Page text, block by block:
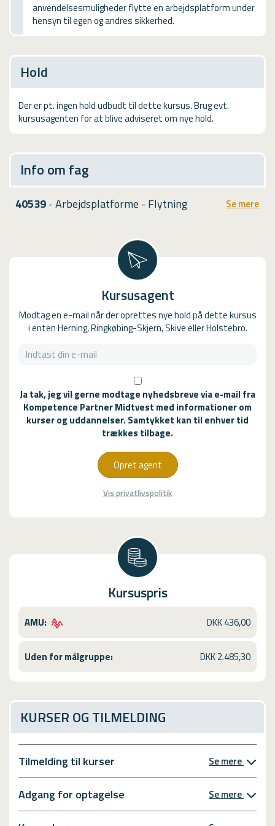
USMA
Videoguides
anvendelsesmuligheder flytte en arbejdsplatform under
hensyn til egen og andres sikkerhed.
Hold
Der er pt. ingen hold udbudt til dette kursus. Brug evt.
kursusagenten for at blive adviseret om nye hold.
Info om fag
40539- Arbejdsplatforme - Flytning Se mere
Kursusagent
Modtag en e-mail når der oprettes nye hold på dette kursus
i enten Herning, Ringkøbing-Skjern, Skive eller Holstebro.
Ja tak, jeg vil gerne modtage nyhedsbreve via e-mail fra
Kompetence Partner Midtvest med informationer om
kurser og uddannelser. Samtykket kan til enhver tid
trækkes tilbage.
Opret agent
Vis privatlivspolitik
Kursuspris
AMU: DKK 436,00
Uden for målgruppe: DKK 2.485,30
KURSER OG TILMELDING
Tilmelding til kurser Se mere
Adgang for optagelse Se mere